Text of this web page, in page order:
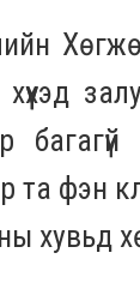
та фэн
хувьд